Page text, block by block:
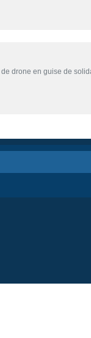
drone en guise de